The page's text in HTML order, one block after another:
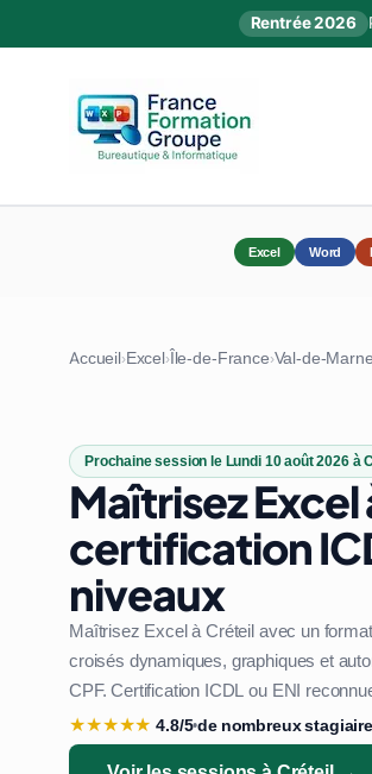
Rentrée 2026
Excel Word
Accueil›Excel›Île-de-France›Val-de-Marne
Prochaine session le Lundi 10 août 2026 à
Maîtrisez
certification
niveaux
Maîtrisez Excel à Créteil avec un
croisés dynamiques, graphiques et
CPF. Certification ICDL ou ENI
★★★★★ 4.8/5•de nombreux